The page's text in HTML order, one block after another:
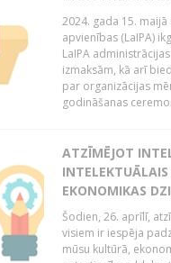
2024. gada 15.
apvienības (LaIPA)
LaIPA
izmaksām, kā arī
par organizācijas
godināšanas
ATZĪMĒJOT
EKONOMIKAS
Šodien, 26. aprīlī,
visiem ir iespēja
mūsu kultūrā,